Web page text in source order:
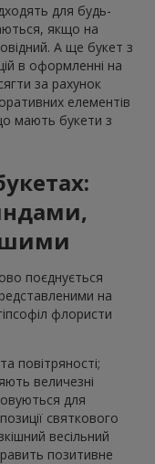
для будь-
якщо на
А ще букет з
в оформленні на
за рахунок
елементів
мають букети з
поєднується
на
флористи
повітряності;
величезні
для
святкового
весільний
позитивне